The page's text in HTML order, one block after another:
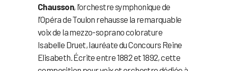
Chausson, l’orchestre symphonique de
l’Opéra de Toulon rehausse la remarquable
voix de la mezzo-soprano colorature
Isabelle Druet, lauréate du Concours Reine
Elisabeth. Écrite entre 1882 et 1892, cette